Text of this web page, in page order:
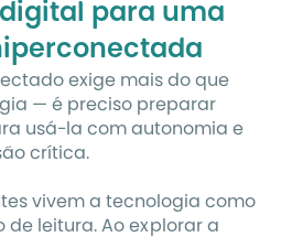
para uma
exige mais do que
— é preciso preparar
usá-la com autonomia e
crítica.
vivem a tecnologia como
de leitura. Ao explorar a